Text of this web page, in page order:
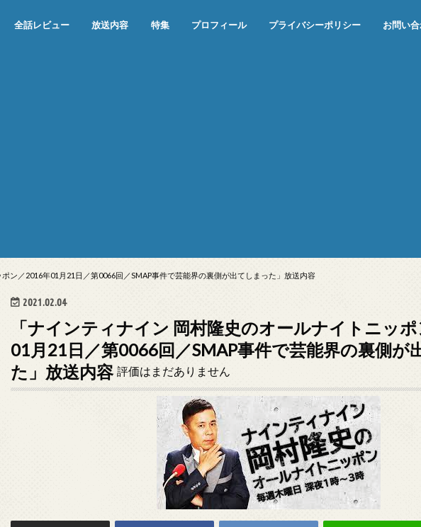
全話レビュー 放送内容 特集 プロフィール プライバシーポリシー お問い
ン／2016年01月21日／第0066回／SMAP事件で芸能界の裏側が出てしまった」放送内容
2021.02.04
「ナインティナイン 岡村隆史のオールナイトニッ
01月21日／第0066回／SMAP事件で芸能界の裏側が
た」放送内容 評価はまだありません